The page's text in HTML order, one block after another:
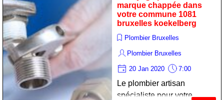
marque chappée dans
votre commune 1081
bruxelles koekelberg
Plombier Bruxelles
Plombier Bruxelles
20 Jan 2020 7:00
Le plombier artisan
spécialiste pour votre